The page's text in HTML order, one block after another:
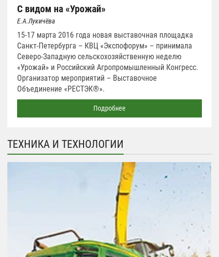
С видом на «Урожай»
Е.А.Лукичёва
15-17 марта 2016 года новая выставочная площадка
Санкт-Петербурга – КВЦ «Экспофорум» – принимала
Северо-Западную сельскохозяйственную неделю
«Урожай» и Российский Агропромышленный Конгресс.
Организатор мероприятий – Выставочное
Объединение «РЕСТЭК®».
Подробнее
ТЕХНИКА И ТЕХНОЛОГИИ